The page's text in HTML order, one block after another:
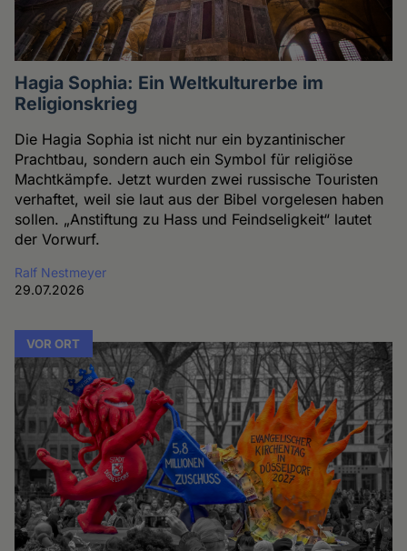
Hagia Sophia: Ein Weltkulturerbe im
Religionskrieg
Die Hagia Sophia ist nicht nur ein byzantinischer
Prachtbau, sondern auch ein Symbol für religiöse
Machtkämpfe. Jetzt wurden zwei russische Touristen
verhaftet, weil sie laut aus der Bibel vorgelesen haben
sollen. „Anstiftung zu Hass und Feindseligkeit“ lautet
der Vorwurf.
Ralf Nestmeyer
29.07.2026
VOR ORT